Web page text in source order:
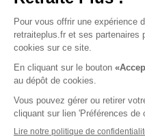
Vous avez besoin
Obtenir les